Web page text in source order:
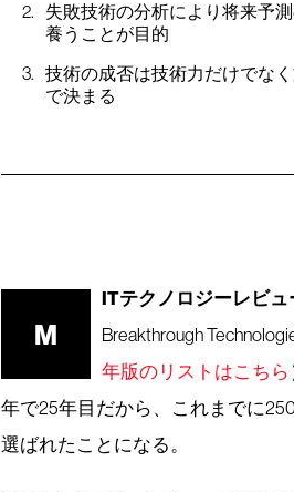
失敗技術の分析により将来予
養うことが目的
技術の成否は技術力だけでな
で決まる
M
ITテクノロジーレビ
Breakthrough
年版のリストはこちら
年で25年目だから、これまでに
選ばれたことになる。